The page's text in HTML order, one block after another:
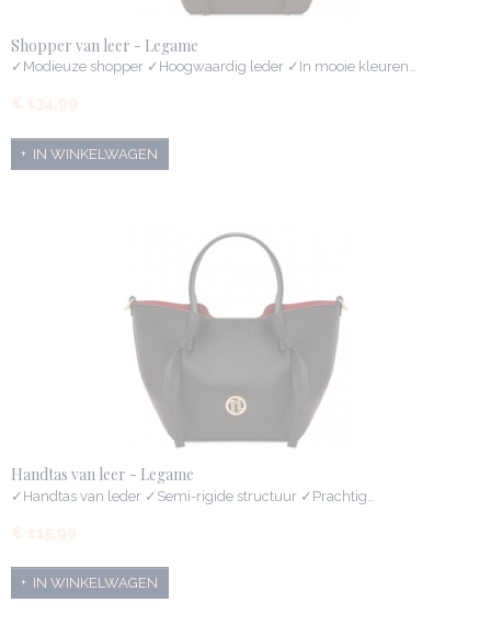
Shopper van leer - Legame
✓Modieuze shopper ✓Hoogwaardig leder ✓In mooie kleuren…
€ 134,99
IN WINKELWAGEN
Handtas van leer - Legame
✓Handtas van leder ✓Semi-rigide structuur ✓Prachtig…
€ 115,99
IN WINKELWAGEN